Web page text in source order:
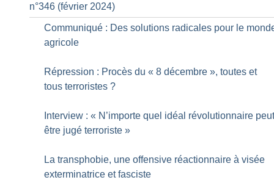
n°346 (février 2024)
Communiqué : Des solutions radicales pour le
agricole
Répression : Procès du « 8 décembre », toutes et
tous terroristes ?
Interview : « N’importe quel idéal révolutionnaire
être jugé terroriste »
La transphobie, une offensive réactionnaire à visée
exterminatrice et fasciste